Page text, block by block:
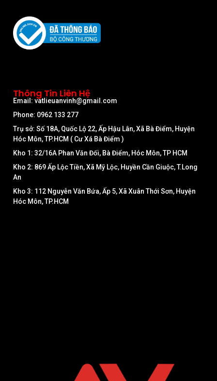
Thông Tin Liên Hệ
Email: vatlieuanvinh@gmail.com
Phone: 0962 133 277
Trụ sở: Số 18A, Quốc Lộ 22, Ấp Hậu Lân, Xã Bà Điểm, Huyện
Hóc Môn, TP.HCM ( Cư Xá Bà Điểm )
Kho 1: 32/16A Phan Văn Đối, Bà Điểm, Hóc Môn, TP HCM
Kho 2: 869 Ấp Lộc Tiền, Xã Mỹ Lộc, Huyền Cần Giuộc, T.Long
An
Kho 3: 112 Nguyễn Văn Bứa, Ấp 5, Xã Xuân Thới Sơn, Huyện
Hóc Môn, TP.HCM